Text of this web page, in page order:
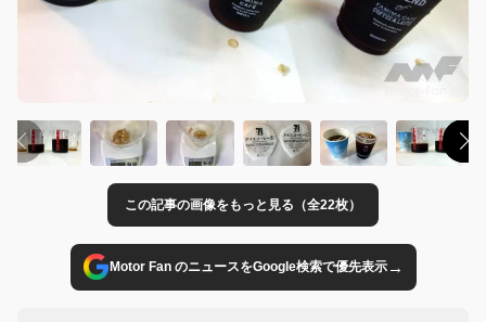
この記事の画像をもっと見る（全22枚）
Motor Fan のニュースをGoogle検索で優先表示→